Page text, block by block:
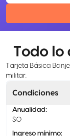
Todo lo
Tarjeta Básica
militar.
Condiciones
Anualidad:
$0
Ingreso mínimo: